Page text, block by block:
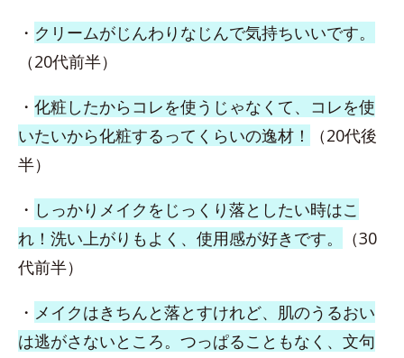
・ クリームがじんわりなじんで気持ちいいです。
（20代前半）
・ 化粧したからコレを使うじゃなくて、コレを使
いたいから化粧するってくらいの逸材！
（20代後
半）
・ しっかりメイクをじっくり落としたい時はこ
れ！洗い上がりもよく、使用感が好きです。
（30
代前半）
・ メイクはきちんと落とすけれど、肌のうるおい
は逃がさないところ。つっぱることもなく、文句